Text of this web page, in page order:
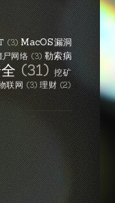
(3) MacOS漏洞
尸网络 (3) 勒索病
(31) 挖矿
联网 (3) 理财 (2)